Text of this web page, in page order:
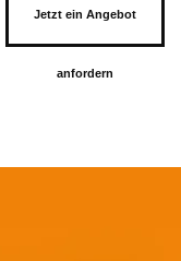
Jetzt ein Angebot
anfordern